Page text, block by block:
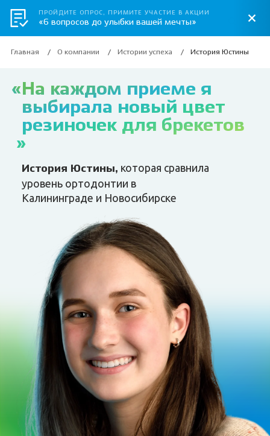
Главная О компании Истории успеха История Юстины
На каждом приеме я
выбирала новый цвет
резиночек для брекетов
История Юстины, которая сравнила
уровень ортодонтии в
Калининграде и Новосибирске
ПРОЙДИТЕ ОПРОС, ПРИМИТЕ УЧАСТИЕ В АКЦИИ
«6 вопросов до улыбки вашей мечты»